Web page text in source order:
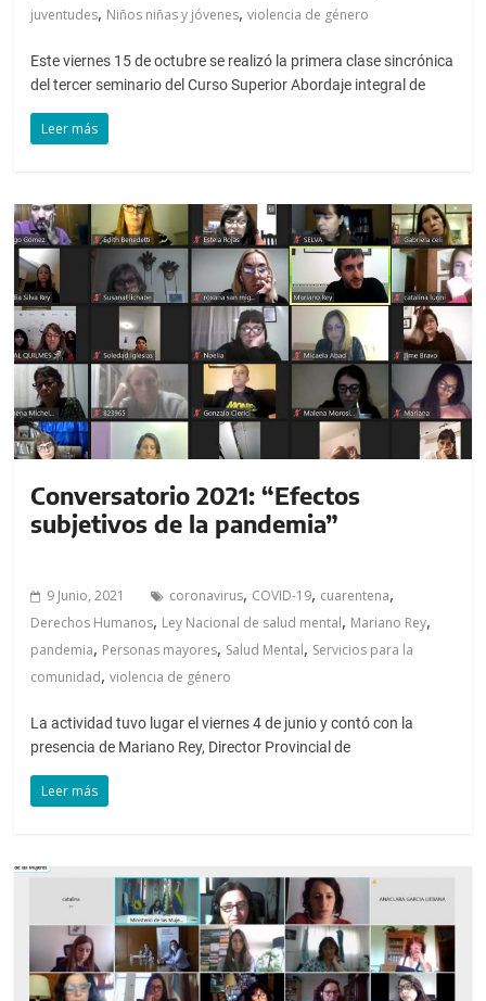
juventudes, Niños niñas y jóvenes,violencia de género
Este viernes 15 de octubre se realizó la primera clase sincrónica
del tercer seminario del Curso Superior Abordaje integral de
Leer más
Conversatorio 2021: “Efectos
subjetivos de la pandemia”
9 Junio, 2021 coronavirus, COVID-19, cuarentena,
Derechos Humanos, Ley Nacional de salud mental, Mariano Rey,
pandemia, Personas mayores, Salud Mental, Servicios para la
comunidad,violencia de género
La actividad tuvo lugar el viernes 4 de junio y contó con la
presencia de Mariano Rey, Director Provincial de
Leer más